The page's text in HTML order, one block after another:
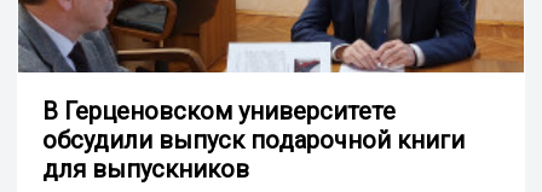
В Герценовском университете
обсудили выпуск подарочной книги
для выпускников